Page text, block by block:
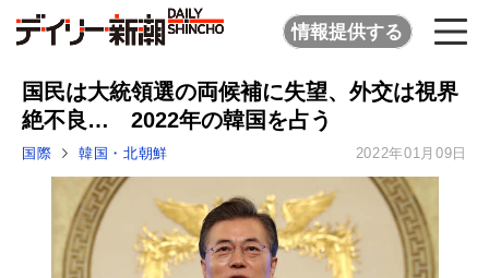
情報提供する
国民は大統領選の両候補に失望、外交は視界
絶不良… 2022年の韓国を占う
国際 韓国・北朝鮮 2022年01月09日